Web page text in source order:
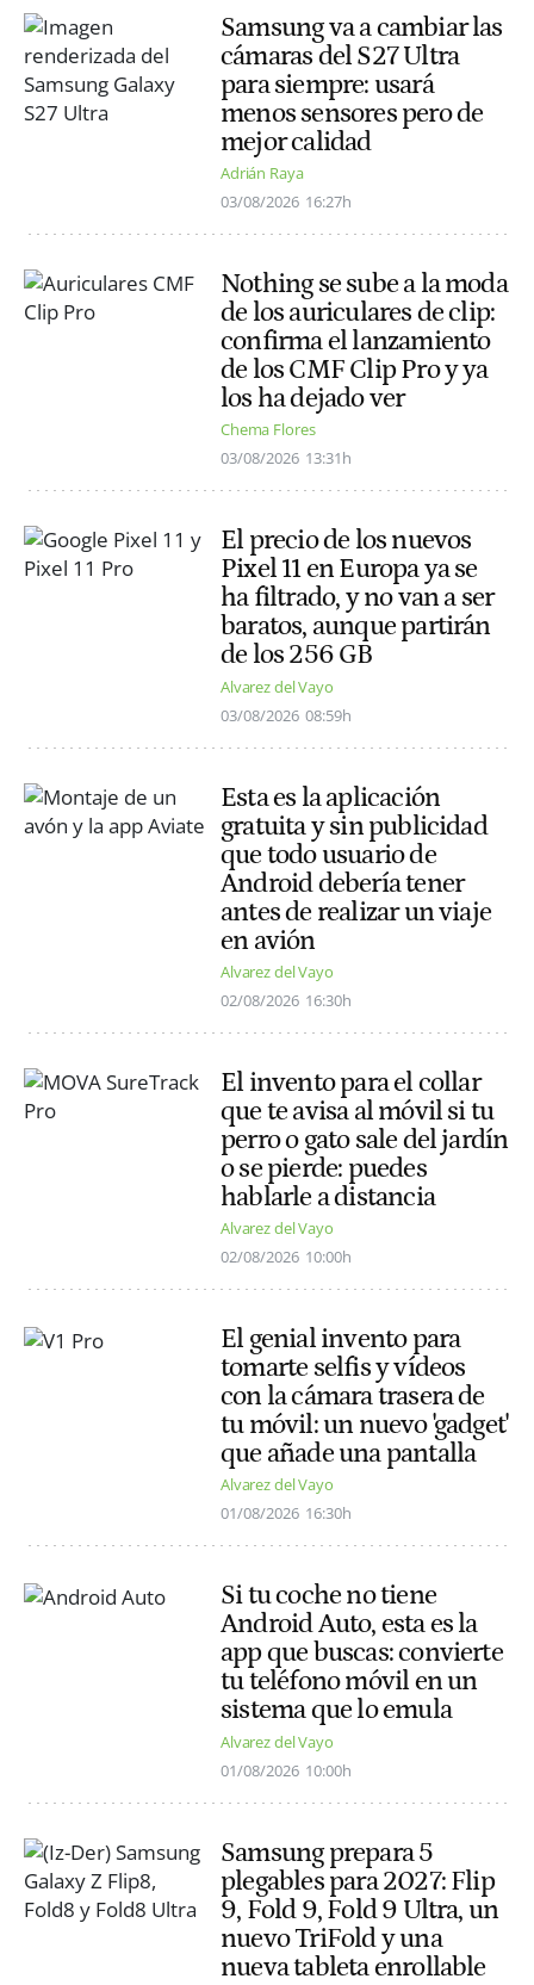
Samsung va a cambiar las
cámaras del S27 Ultra
para siempre: usará
menos sensores pero de
mejor calidad
Adrián Raya
03/08/2026 16:27h
Nothing se sube a la moda
de los auriculares de clip:
confirma el lanzamiento
de los CMF Clip Pro y ya
los ha dejado ver
Chema Flores
03/08/2026 13:31h
El precio de los nuevos
Pixel 11 en Europa ya se
ha filtrado, y no van a ser
baratos, aunque partirán
de los 256 GB
Alvarez del Vayo
03/08/2026 08:59h
Esta es la aplicación
gratuita y sin publicidad
que todo usuario de
Android debería tener
antes de realizar un viaje
en avión
Alvarez del Vayo
02/08/2026 16:30h
El invento para el collar
que te avisa al móvil si tu
perro o gato sale del jardín
o se pierde: puedes
hablarle a distancia
Alvarez del Vayo
02/08/2026 10:00h
El genial invento para
tomarte selfis y vídeos
con la cámara trasera de
tu móvil: un nuevo 'gadget'
que añade una pantalla
Alvarez del Vayo
01/08/2026 16:30h
Si tu coche no tiene
Android Auto, esta es la
app que buscas: convierte
tu teléfono móvil en un
sistema que lo emula
Alvarez del Vayo
01/08/2026 10:00h
Samsung prepara 5
plegables para 2027: Flip
9, Fold 9, Fold 9 Ultra, un
nuevo TriFold y una
nueva tableta enrollable